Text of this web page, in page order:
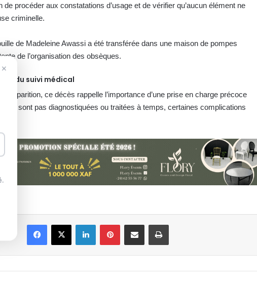
procéder aux constatations d’usage et de vérifier qu’aucun élément ne
criminelle.
de Madeleine Awassi a été transférée dans une maison de pompes
de l’organisation des obsèques.
du suivi médical
disparition, ce décès rappelle l’importance d’une prise en charge précoce
ne sont pas diagnostiquées ou traitées à temps, certaines complications
FacebookX LinkedinPinterestPartager par email Imprimer
jusqu’au 31 août
Libreville : plus d’une tonne de
cannabis saisie
professionnelles
Affaire Bilie-By-Nze : EPG demande
×